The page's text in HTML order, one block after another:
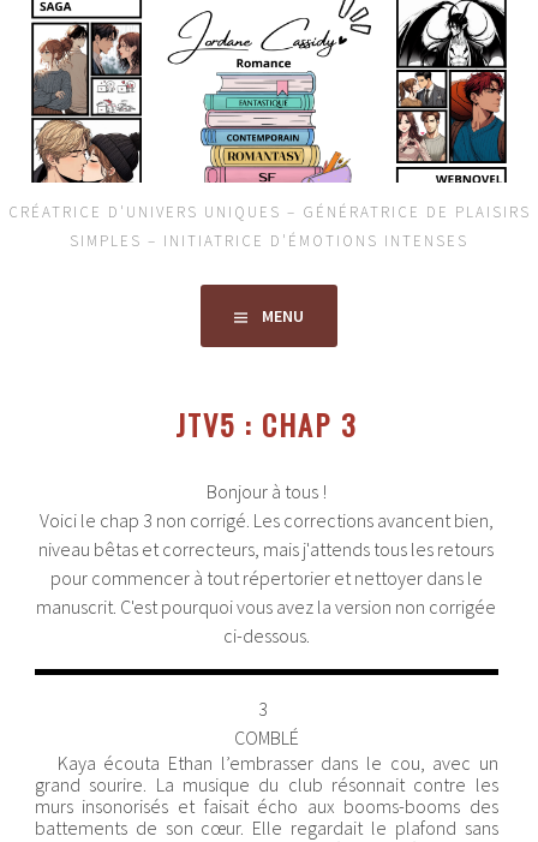
Aller
contenu
principal
CRÉATRICE D'UNIVERS UNIQUES – GÉNÉRATRICE DE PLAISIRS
SIMPLES – INITIATRICE D'ÉMOTIONS INTENSES
MENU
JTV5 : CHAP 3
Bonjour à tous !
Voici le chap 3 non corrigé. Les corrections avancent bien,
niveau bêtas et correcteurs, mais j'attends tous les retours
pour commencer à tout répertorier et nettoyer dans le
manuscrit. C'est pourquoi vous avez la version non corrigée
ci-dessous.
3
COMBLÉ
Kaya écouta Ethan l’embrasser dans le cou, avec un
grand sourire. La musique du club résonnait contre les
murs insonorisés et faisait écho aux booms-booms des
battements de son cœur. Elle regardait le plafond sans